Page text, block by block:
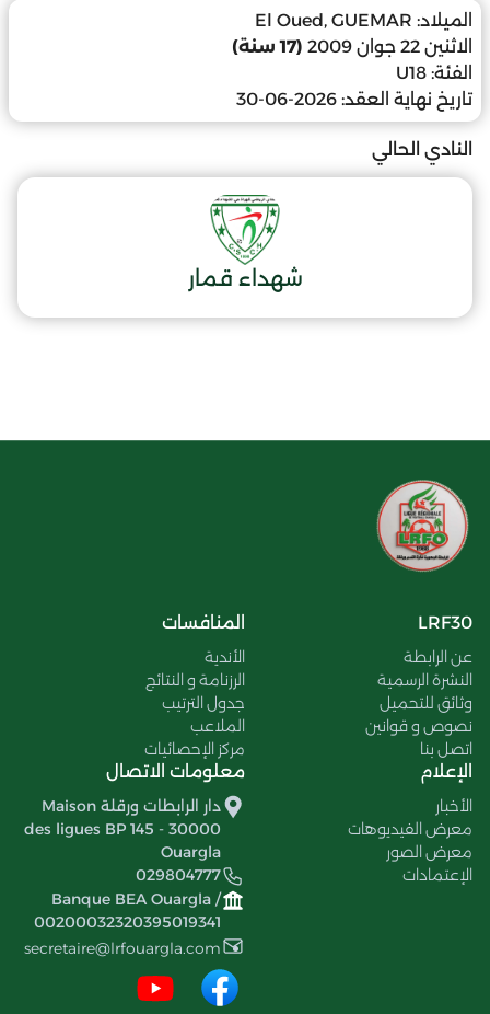
الميلاد: El Oued, GUEMAR
الاثنين 22 جوان 2009
(17 سنة)
الفئة: U18
تاريخ نهاية العقد: 2026-06-30
النادي الحالي
شهداء قمار
LRF30
عن الرابطة
النشرة الرسمية
وثائق للتحميل
نصوص و قوانين
اتصل بنا
المنافسات
الأندية
الرزنامة و النتائج
جدول الترتيب
الملاعب
مركز الإحصائيات
الإعلام
الأخبار
معرض الفيديوهات
معرض الصور
الإعتمادات
معلومات الاتصال
دار الرابطات ورقلة Maison
des ligues BP 145 - 30000
Ouargla
029804777
Banque BEA Ouargla /
00200032320395019341
secretaire@lrfouargla.com